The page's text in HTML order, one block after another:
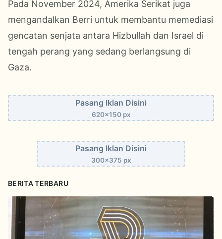
Pada November 2024, Amerika Serikat juga
mengandalkan Berri untuk membantu memediasi
gencatan senjata antara Hizbullah dan Israel di
tengah perang yang sedang berlangsung di
Gaza.
Pasang Iklan Disini
620x150 px
Pasang Iklan Disini
300x375 px
BERITA TERBARU